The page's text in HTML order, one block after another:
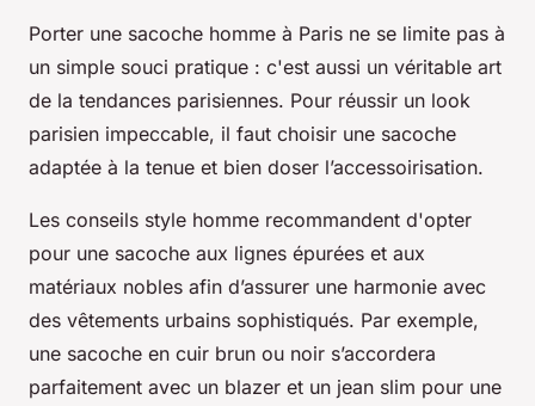
Porter une sacoche homme à Paris ne se limite pas à
un simple souci pratique : c'est aussi un véritable art
de la tendances parisiennes. Pour réussir un look
parisien impeccable, il faut choisir une sacoche
adaptée à la tenue et bien doser l’accessoirisation.
Les conseils style homme recommandent d'opter
pour une sacoche aux lignes épurées et aux
matériaux nobles afin d’assurer une harmonie avec
des vêtements urbains sophistiqués. Par exemple,
une sacoche en cuir brun ou noir s’accordera
parfaitement avec un blazer et un jean slim pour une